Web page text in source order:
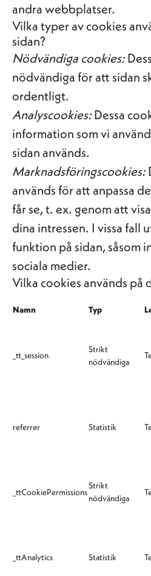
andra webbplatser.
Vilka typer av cookies
sidan?
Nödvändiga cookies:
nödvändiga för att sidan
ordentligt.
Analyscookies:Dessa
information som vi
sidan används.
Marknadsföringscookies:
används för att anpassa
får se, t. ex. genom att
dina intressen. I vissa fall
funktion på sidan, såsom
sociala medier.
Vilka cookies används på
Namn Typ
_tt_session
Strikt
nödvändiga
referrer Statistik
_ttCookiePermissions
Strikt
nödvändiga
_ttAnalytics Statistik